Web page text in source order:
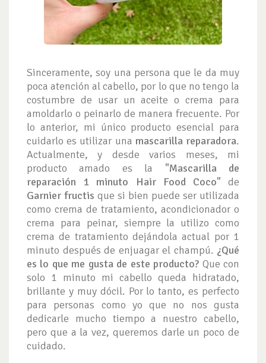
Sinceramente, soy una persona que le da muy
poca atención al cabello, por lo que no tengo la
costumbre de usar un aceite o crema para
amoldarlo o peinarlo de manera frecuente. Por
lo anterior, mi único producto esencial para
cuidarlo es utilizar una mascarilla reparadora.
Actualmente, y desde varios meses, mi
producto amado es la "Mascarilla de
reparación 1 minuto Hair Food Coco" de
Garnier fructis que si bien puede ser utilizada
como crema de tratamiento, acondicionador o
crema para peinar, siempre la utilizo como
crema de tratamiento dejándola actual por 1
minuto después de enjuagar el champú. ¿Qué
es lo que me gusta de este producto? Que con
solo 1 minuto mi cabello queda hidratado,
brillante y muy dócil. Por lo tanto, es perfecto
para personas como yo que no nos gusta
dedicarle mucho tiempo a nuestro cabello,
pero que a la vez, queremos darle un poco de
cuidado.